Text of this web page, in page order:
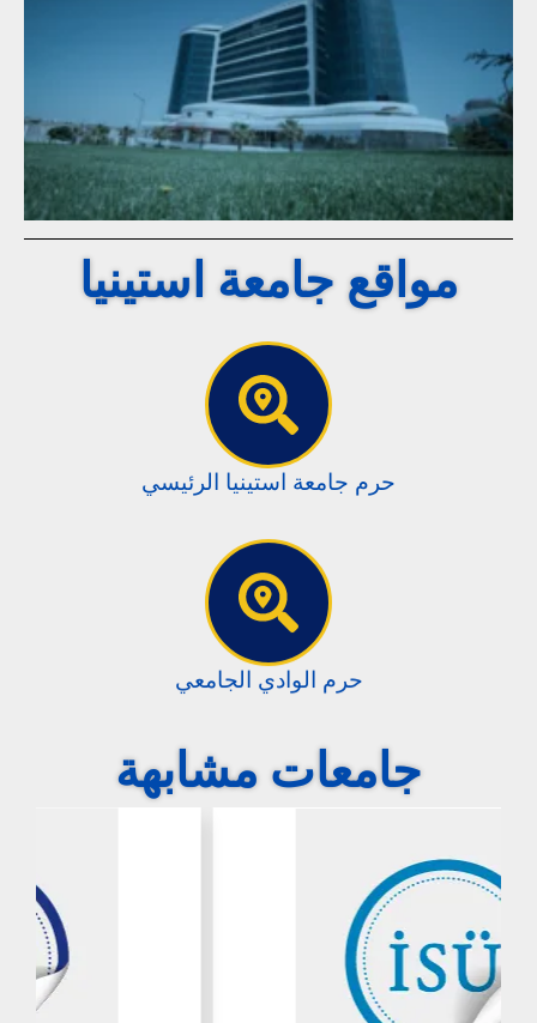
مواقع جامعة استينيا
حرم جامعة استينيا الرئيسي
حرم الوادي الجامعي
جامعات مشابهة